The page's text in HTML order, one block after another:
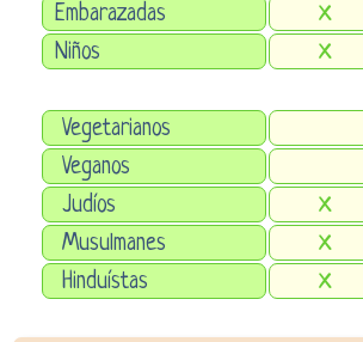
Embarazadas X
Niños X
Vegetarianos
Veganos
Judíos X
Musulmanes X
Hinduístas X